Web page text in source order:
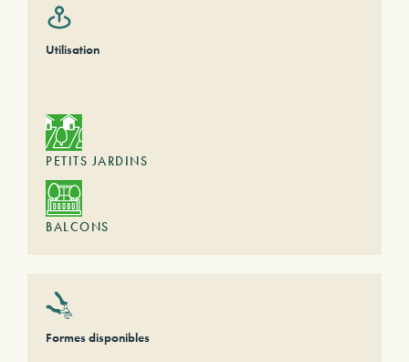
Utilisation
PETITS JARDINS
BALCONS
Formes disponibles